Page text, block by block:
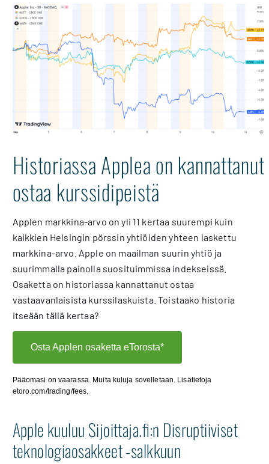
Historiassa Applea on kannattanut
ostaa kurssidipeistä
Applen markkina-arvo on yli 11 kertaa suurempi kuin
kaikkien Helsingin pörssin yhtiöiden yhteen laskettu
markkina-arvo. Apple on maailman suurin yhtiö ja
suurimmalla painolla suosituimmissa indekseissä.
Osaketta on historiassa kannattanut ostaa
vastaavanlaisista kurssilaskuista. Toistaako historia
itseään tällä kertaa?
Osta Applen osaketta eTorosta*
Pääomasi on vaarassa. Muita kuluja sovelletaan. Lisätietoja
etoro.com/trading/fees.
Apple kuuluu Sijoittaja.fi:n Disruptiiviset
teknologiaosakkeet -salkkuun